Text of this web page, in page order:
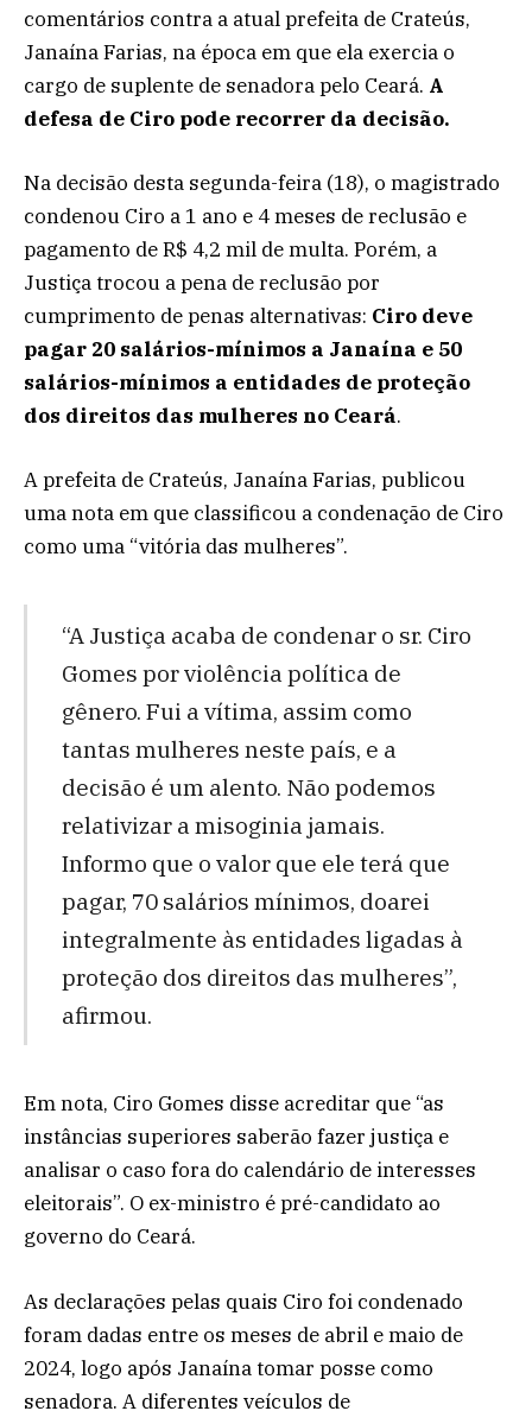
comentários contra a atual prefeita de Crateús,
Janaína Farias, na época em que ela exercia o
cargo de suplente de senadora pelo Ceará. A
defesa de Ciro pode recorrer da decisão.
Na decisão desta segunda-feira (18), o magistrado
condenou Ciro a 1 ano e 4 meses de reclusão e
pagamento de R$ 4,2 mil de multa. Porém, a
Justiça trocou a pena de reclusão por
cumprimento de penas alternativas: Ciro deve
pagar 20 salários-mínimos a Janaína e 50
salários-mínimos a entidades de proteção
dos direitos das mulheres no Ceará.
A prefeita de Crateús, Janaína Farias, publicou
uma nota em que classificou a condenação de Ciro
como uma “vitória das mulheres”.
“A Justiça acaba de condenar o sr. Ciro
Gomes por violência política de
gênero. Fui a vítima, assim como
tantas mulheres neste país, e a
decisão é um alento. Não podemos
relativizar a misoginia jamais.
Informo que o valor que ele terá que
pagar, 70 salários mínimos, doarei
integralmente às entidades ligadas à
proteção dos direitos das mulheres”,
afirmou.
Em nota, Ciro Gomes disse acreditar que “as
instâncias superiores saberão fazer justiça e
analisar o caso fora do calendário de interesses
eleitorais”. O ex-ministro é pré-candidato ao
governo do Ceará.
As declarações pelas quais Ciro foi condenado
foram dadas entre os meses de abril e maio de
2024, logo após Janaína tomar posse como
senadora. A diferentes veículos de